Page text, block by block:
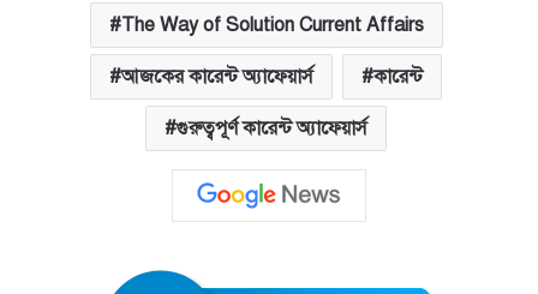
The Way of Solution Current Affairs
আজকের কারেন্ট অ্যাফেয়ার্স কারেন্ট
গুরুত্বপূর্ণ কারেন্ট অ্যাফেয়ার্স